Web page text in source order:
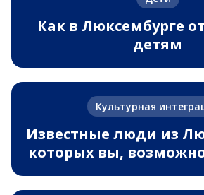
Как в Люксембурге
детям
Культурная
Известные люди из
которых вы,